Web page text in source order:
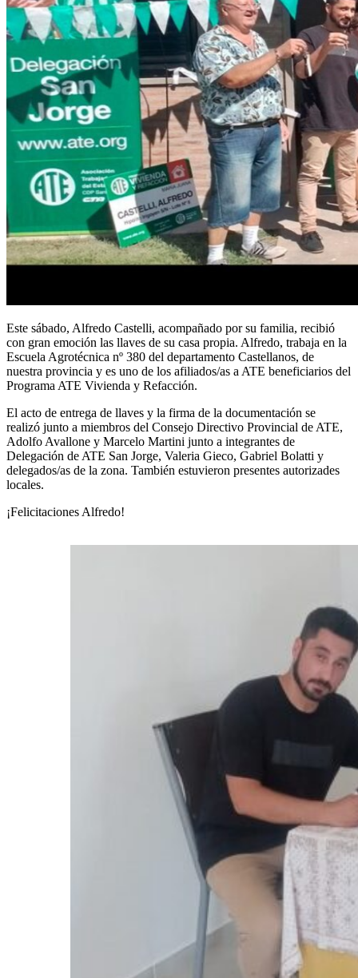
Este sábado, Alfredo Castelli, acompañado por su familia, recibió
con gran emoción las llaves de su casa propia. Alfredo, trabaja en la
Escuela Agrotécnica nº 380 del departamento Castellanos, de
nuestra provincia y es uno de los afiliados/as a ATE beneficiarios del
Programa ATE Vivienda y Refacción.
El acto de entrega de llaves y la firma de la documentación se
realizó junto a miembros del Consejo Directivo Provincial de ATE,
Adolfo Avallone y Marcelo Martini junto a integrantes de
Delegación de ATE San Jorge, Valeria Gieco, Gabriel Bolatti y
delegados/as de la zona. También estuvieron presentes autorizades
locales.
¡Felicitaciones Alfredo!